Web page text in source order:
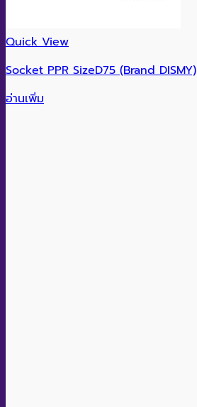
Quick View
Socket PPR SizeD75 (Brand DISMY)
อ่านเพิ่ม